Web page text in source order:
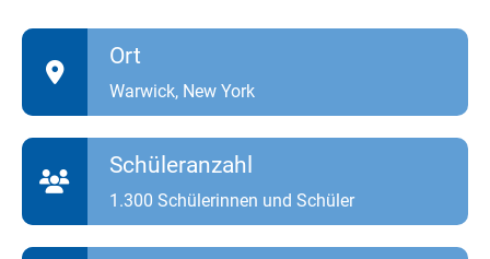
Ort
Warwick, New York
Schüleranzahl
1.300 Schülerinnen und Schüler